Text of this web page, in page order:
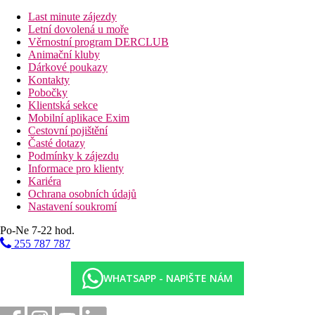
Výhled moře:
minibar (nealkoholické nápoje)
Dvoulůžkový pokoj, Výhled moře:
nebo 2. patro
Rodinný pokoj, 2 ložnice, 4 bedded, Výhled moře:
ložnice oddělená posuvnými dveřmi, ubytování až 4 osob
Rodinný pokoj, 2 ložnice, 5 bedded, Výhled moře:
ložnici palanda, ubytování až 5 osob, pokoje oddělené
posuvnými dveřmi
Bungalov, Beach Front, Soukromý bazén:
přímo u moře, privátní bazén, kávovar. Navíc možnost
snídaně v a´la carte restauraci Ariadne (po předchozí
rezervaci).
Family Mezonet, 5 bedded, Soukromý bazén:
2 koupelny, privátní bazén, kávovar. Navíc možnost
snídaně v a´la carte restauraci Ariadne (po předchozí
Rodinný pokoj, 4 bedded, Open plan, Výhled moře:
jedna prostornější místnost
Písečná pláž u hotelu, lehátka, slunečníky a osušky zdarma, bar
Last minute zájezdy
Letní dovolená u moře
Věrnostní program DERCLUB
Animační kluby
Dárkové poukazy
Kontakty
Pobočky
Klientská sekce
Mobilní aplikace Exim
Cestovní pojištění
Časté dotazy
Podmínky k zájezdu
Informace pro klienty
Kariéra
Ochrana osobních údajů
Nastavení soukromí
Po-Ne 7-22 hod.
255 787 787
WHATSAPP - NAPIŠTE NÁM